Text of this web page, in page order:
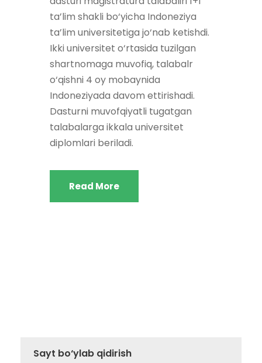
ta’lim shakli bo‘yicha Indoneziya
ta’lim universitetiga jo‘nab ketishdi.
Ikki universitet o‘rtasida tuzilgan
shartnomaga muvofiq, talabalr
o‘qishni 4 oy mobaynida
Indoneziyada davom ettirishadi.
Dasturni muvofqiyatli tugatgan
talabalarga ikkala universitet
diplomlari beriladi.
Read More
Sayt bo‘ylab qidirish